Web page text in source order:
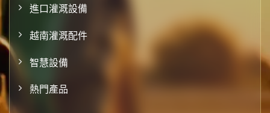
進口灌溉設備
越南灌溉配件
智慧設備
熱門產品